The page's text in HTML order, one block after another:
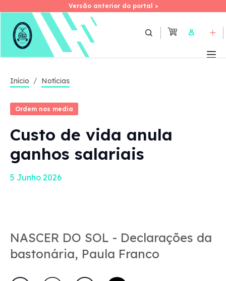
Skip
Versão anterior do portal >
Versão anterior do portal >
User
Início Notícias
Ordem nos media
Custo de vida anula
ganhos salariais
5 Junho 2026
NASCER DO SOL - Declarações da
bastonária, Paula Franco